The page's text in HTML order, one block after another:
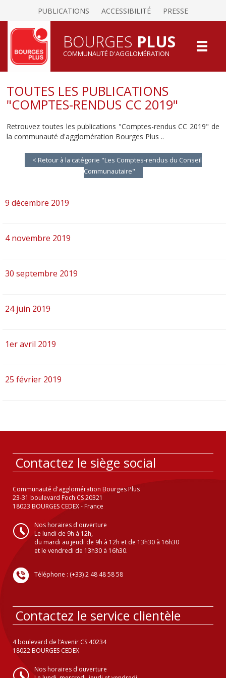
PUBLICATIONS ACCESSIBILITÉ PRESSE
BOURGES PLUS
COMMUNAUTÉ D'AGGLOMÉRATION
TOUTES LES PUBLICATIONS
"COMPTES-RENDUS CC 2019"
Retrouvez toutes les publications "Comptes-rendus CC 2019" de
la communauté d'agglomération Bourges Plus ..
< Retour à la catégorie "Les Comptes-rendus du Conseil
Communautaire"
9 décembre 2019
4 novembre 2019
30 septembre 2019
24 juin 2019
1er avril 2019
25 février 2019
Contactez le siège social
Communauté d'agglomération Bourges Plus
23-31 boulevard Foch CS 20321
18023 BOURGES CEDEX - France
Nos horaires d'ouverture
Le lundi de 9h à 12h,
du mardi au jeudi de 9h à 12h et de 13h30 à 16h30
et le vendredi de 13h30 à 16h30.
Téléphone : (+33) 2 48 48 58 58
Contactez le service clientèle
4 boulevard de l’Avenir CS 40234
18022 BOURGES CEDEX
Nos horaires d'ouverture